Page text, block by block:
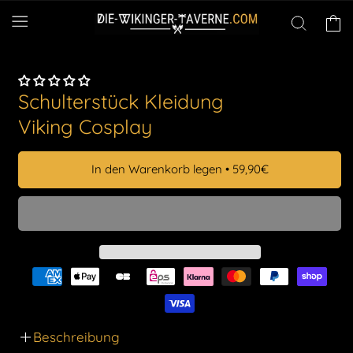
zum
Inhalt
Schulterstück Kleidung
Viking Cosplay
In den Warenkorb legen • 59,90€
Beschreibung